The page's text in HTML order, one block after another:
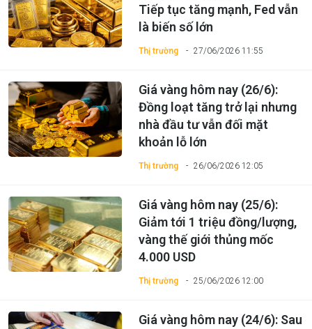
Thị trường 27/06/2026 11:55
Tiếp tục tăng mạnh, Fed vẫn
là biến số lớn
Thị trường 26/06/2026 12:05
Giá vàng hôm nay (26/6):
Đồng loạt tăng trở lại nhưng
nhà đầu tư vẫn đối mặt
khoản lỗ lớn
Thị trường 25/06/2026 12:00
Giá vàng hôm nay (25/6):
Giảm tới 1 triệu đồng/lượng,
vàng thế giới thủng mốc
4.000 USD
Giá vàng hôm nay (24/6): Sau